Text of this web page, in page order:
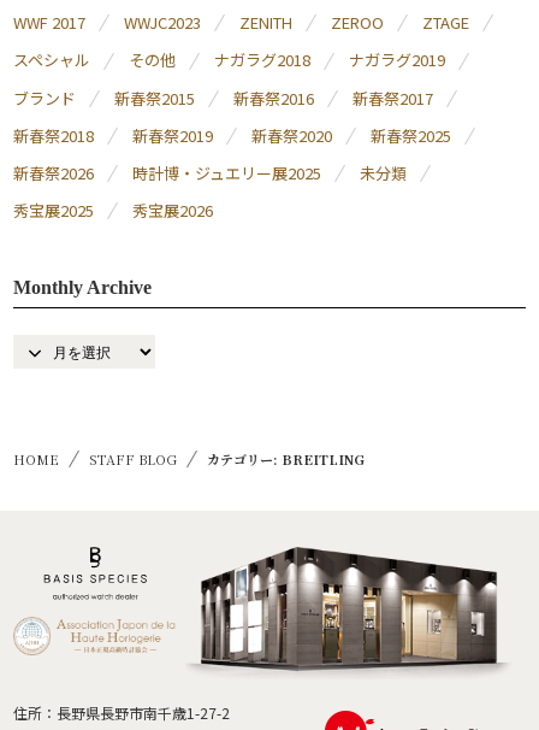
WWF 2017
WWJC2023 ZENITH ZEROO
ZTAGE
スペシャル
その他 ナガラグ2018
ナガラグ2019
ブランド
新春祭2015 新春祭2016
新春祭2017
新春祭2018
新春祭2019 新春祭2020
新春祭2025
新春祭2026
時計博・ジュエリー展2025
未分類
秀宝展2025
秀宝展2026
Monthly Archive
HOME STAFF BLOG カテゴリー: BREITLING
住所：長野県長野市南千歳1-27-2